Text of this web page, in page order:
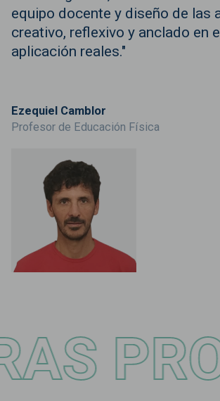
equipo docente y diseño de las
creativo, reflexivo y anclado en
aplicación reales."
Ezequiel Camblor
Profesor de Educación Física